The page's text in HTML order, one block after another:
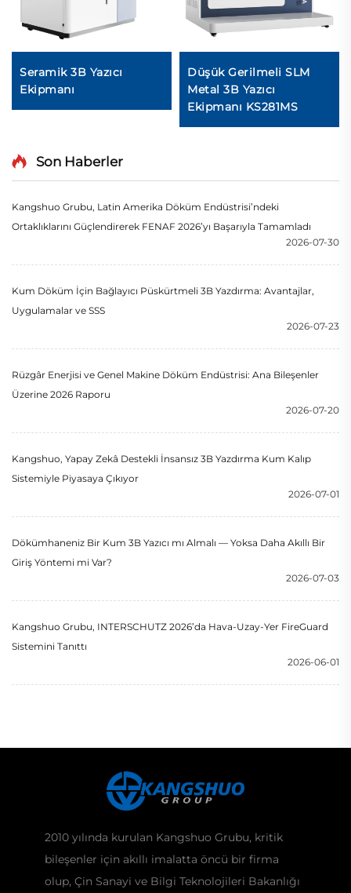
Seramik 3B Yazıcı
Ekipmanı
Düşük Gerilmeli SLM
Metal 3B Yazıcı
Ekipmanı KS281MS
Son Haberler
Kangshuo Grubu, Latin Amerika Döküm Endüstrisi’ndeki
Ortaklıklarını Güçlendirerek FENAF 2026’yı Başarıyla Tamamladı
2026-07-30
Kum Döküm İçin Bağlayıcı Püskürtmeli 3B Yazdırma: Avantajlar,
Uygulamalar ve SSS
2026-07-23
Rüzgâr Enerjisi ve Genel Makine Döküm Endüstrisi: Ana Bileşenler
Üzerine 2026 Raporu
2026-07-20
Kangshuo, Yapay Zekâ Destekli İnsansız 3B Yazdırma Kum Kalıp
Sistemiyle Piyasaya Çıkıyor
2026-07-01
Dökümhaneniz Bir Kum 3B Yazıcı mı Almalı — Yoksa Daha Akıllı Bir
Giriş Yöntemi mi Var?
2026-07-03
Kangshuo Grubu, INTERSCHUTZ 2026’da Hava-Uzay-Yer FireGuard
Sistemini Tanıttı
2026-06-01
2010 yılında kurulan Kangshuo Grubu, kritik
bileşenler için akıllı imalatta öncü bir firma
olup, Çin Sanayi ve Bilgi Teknolojileri Bakanlığı